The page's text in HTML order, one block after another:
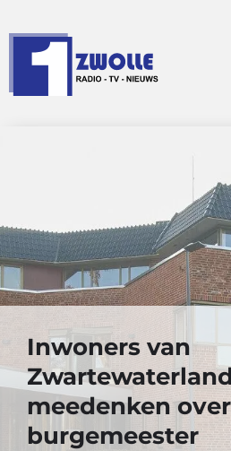
naar
Inwoners van
meedenken
burgemeester